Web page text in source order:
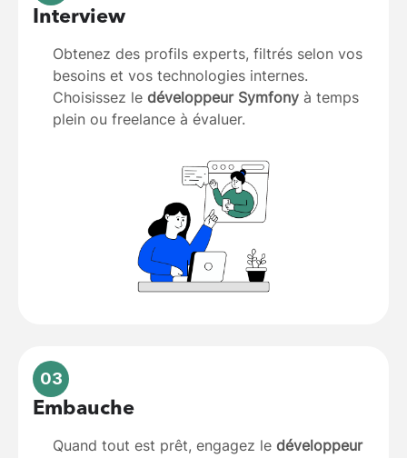
Interview
Obtenez des profils experts, filtrés selon vos
besoins et vos technologies internes.
Choisissez le développeur Symfony à temps
plein ou freelance à évaluer.
03
Embauche
Quand tout est prêt, engagez le développeur